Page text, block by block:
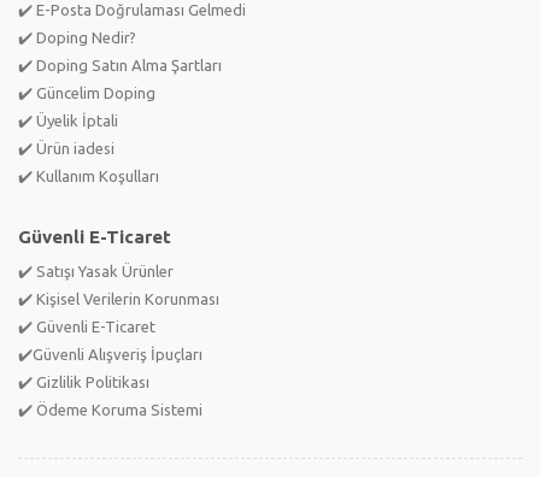
✔️ E-Posta Doğrulaması Gelmedi
✔️ Doping Nedir?
✔️ Doping Satın Alma Şartları
✔️ Güncelim Doping
✔️ Üyelik İptali
✔️ Ürün iadesi
✔️ Kullanım Koşulları
Güvenli E-Ticaret
✔️ Satışı Yasak Ürünler
✔️ Kişisel Verilerin Korunması
✔️ Güvenli E-Ticaret
✔️Güvenli Alışveriş İpuçları
✔️ Gizlilik Politikası
✔️ Ödeme Koruma Sistemi